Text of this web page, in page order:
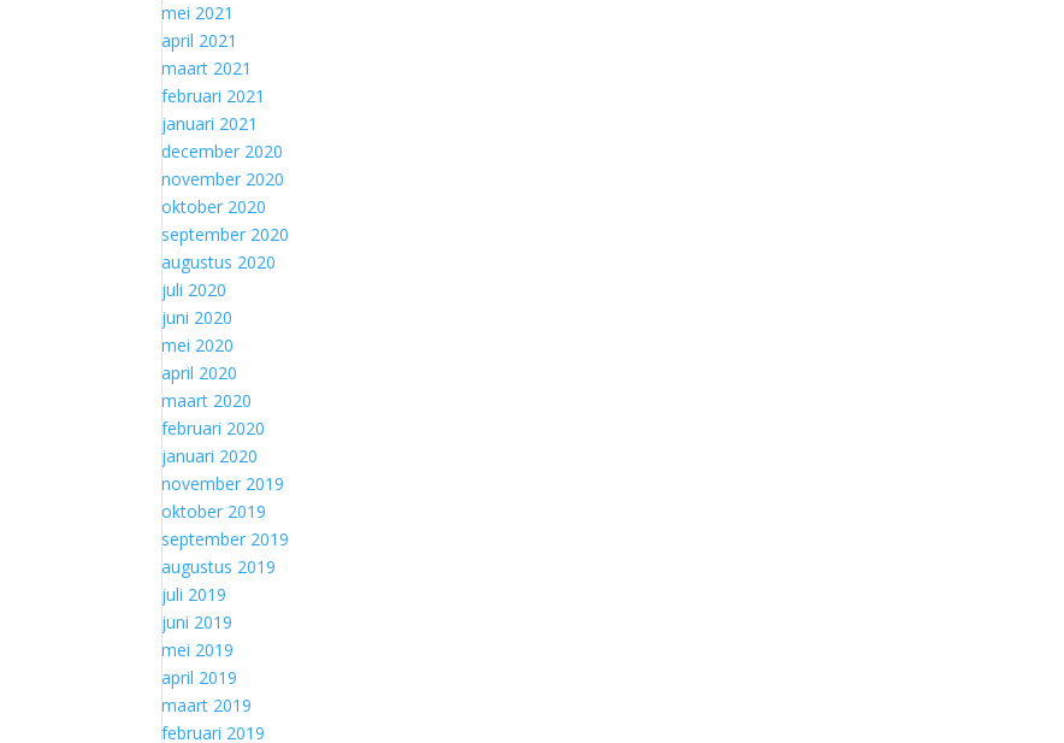
mei 2021
april 2021
maart 2021
februari 2021
januari 2021
december 2020
november 2020
oktober 2020
september 2020
augustus 2020
juli 2020
juni 2020
mei 2020
april 2020
maart 2020
februari 2020
januari 2020
november 2019
oktober 2019
september 2019
augustus 2019
juli 2019
juni 2019
mei 2019
april 2019
maart 2019
februari 2019